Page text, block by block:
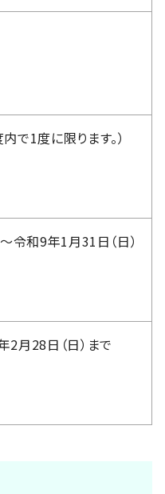
で1度に限ります。）
令和9年1月31日（日）
月28日（日）まで